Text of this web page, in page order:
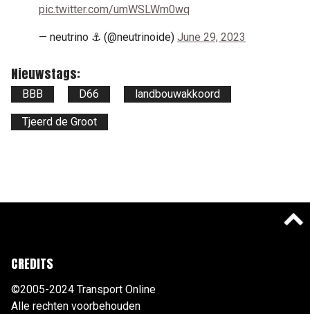
pic.twitter.com/umWSLWm0wq
— neutrino ⚓️ (@neutrinoide) June 29, 2023
Nieuwstags:
BBB D66 landbouwakkoord
Tjeerd de Groot
CREDITS
©2005-2024 Transport Online
Alle rechten voorbehouden